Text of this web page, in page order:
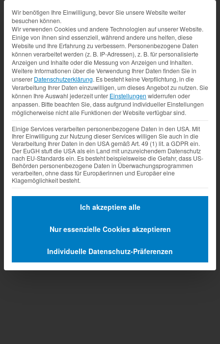
Datenschutz-Präferenz
Wir benötigen Ihre Einwilligung, bevor Sie unsere Website weiter
besuchen können.
Wir verwenden Cookies und andere Technologien auf unserer Website.
Einige von ihnen sind essenziell, während andere uns helfen, diese
Website und Ihre Erfahrung zu verbessern. Personenbezogene Daten
können verarbeitet werden (z. B. IP-Adressen), z. B. für personalisierte
Anzeigen und Inhalte oder die Messung von Anzeigen und Inhalten.
Weitere Informationen über die Verwendung Ihrer Daten finden Sie in
unserer Datenschutzerklärung. Es besteht keine Verpflichtung, in die
Verarbeitung Ihrer Daten einzuwilligen, um dieses Angebot zu nutzen. Sie
können Ihre Auswahl jederzeit unter Einstellungen widerrufen oder
anpassen. Bitte beachten Sie, dass aufgrund individueller Einstellungen
möglicherweise nicht alle Funktionen der Website verfügbar sind.
Einige Services verarbeiten personenbezogene Daten in den USA. Mit
Ihrer Einwilligung zur Nutzung dieser Services willigen Sie auch in die
Verarbeitung Ihrer Daten in den USA gemäß Art. 49 (1) lit. a GDPR ein.
Der EuGH stuft die USA als ein Land mit unzureichendem Datenschutz
nach EU-Standards ein. Es besteht beispielsweise die Gefahr, dass US-
Behörden personenbezogene Daten in Überwachungsprogrammen
verarbeiten, ohne dass für Europäerinnen und Europäer eine
Klagemöglichkeit besteht.
Ich akzeptiere alle
Nur essenzielle Cookies akzeptieren
Individuelle Datenschutz-Präferenzen